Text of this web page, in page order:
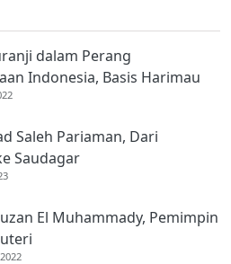
dalam Perang
Indonesia, Basis Harimau
Saleh Pariaman, Dari
Saudagar
El Muhammady, Pemimpin